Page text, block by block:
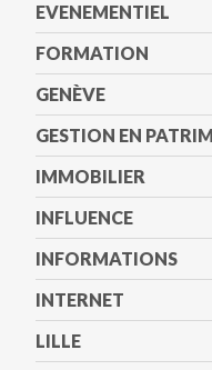
EVENEMENTIEL
FORMATION
GENÈVE
GESTION EN
IMMOBILIER
INFLUENCE
INFORMATIONS
INTERNET
LILLE